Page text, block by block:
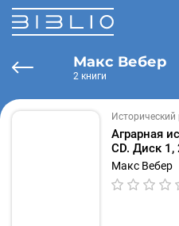
Макс Вебер
2 книги
Аграрная
CD. Диск 1,
Макс Вебер